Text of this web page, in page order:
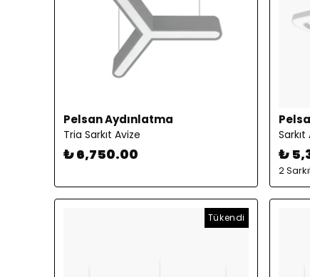
Pelsan Aydınlatma
Tria Sarkıt Avize
₺ 6,750.00 ₺
2
Tükendi